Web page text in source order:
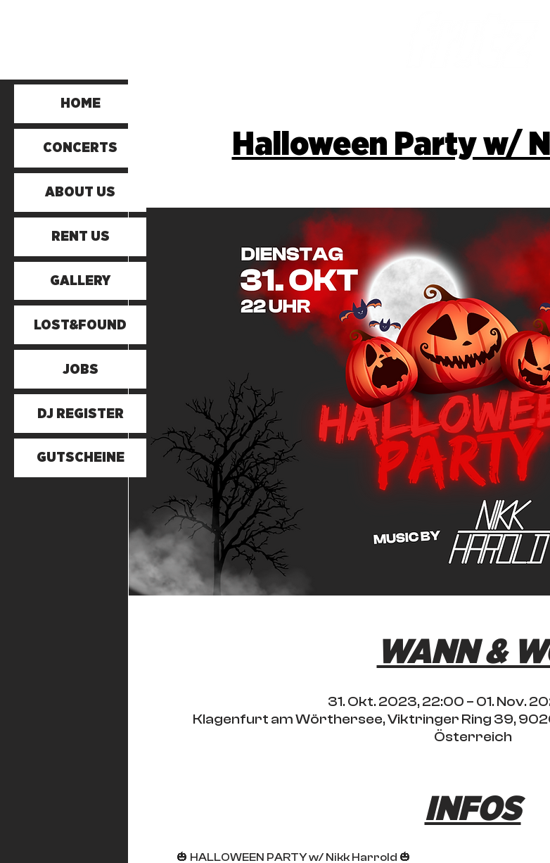
HOME
CONCERTS
ABOUT US
RENT US
GALLERY
LOST&FOUND
JOBS
DJ REGISTER
GUTSCHEINE
Halloween Party w/
WANN &
31. Okt. 2023, 22:00 – 01. Nov.
Klagenfurt am Wörthersee, Viktringer Ring 39,
Österreich
INFOS
🎃 HALLOWEEN PARTY w/ Nikk Harrold 🎃